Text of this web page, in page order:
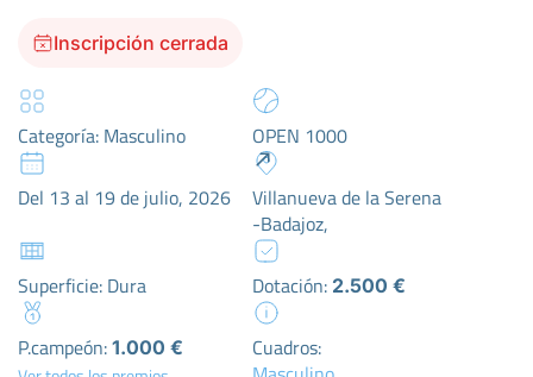
Inscripción cerrada
Categoría: Masculino OPEN 1000
Del 13 al 19 de julio, 2026
Villanueva de la Serena
-Badajoz,
Superficie: Dura Dotación: 2.500 €
P.campeón: 1.000 €
Cuadros: